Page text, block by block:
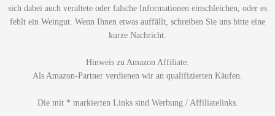
sich dabei auch veraltete oder falsche Informationen einschleichen, oder es
fehlt ein Weingut. Wenn Ihnen etwas auffällt, schreiben Sie uns bitte eine
kurze Nachricht.
Hinweis zu Amazon Affiliate:
Als Amazon-Partner verdienen wir an qualifizierten Käufen.
Die mit * markierten Links sind Werbung / Affiliatelinks.